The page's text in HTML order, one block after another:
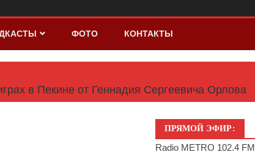
ФОТО КОНТАКТЫ
в Пекине от Геннадия Сергеевича Орлова
ПРЯМОЙ ЭФИР:
Radio METRO 102.4 FM